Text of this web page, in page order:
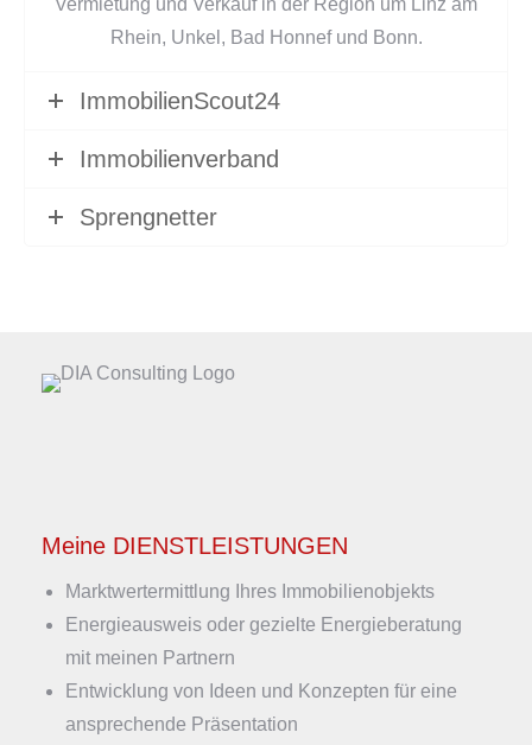
Rhein, Unkel, Bad Honnef und Bonn.
ImmobilienScout24
Immobilienverband
Sprengnetter
Meine DIENSTLEISTUNGEN
Marktwertermittlung Ihres Immobilienobjekts
Energieausweis oder gezielte Energieberatung
mit meinen Partnern
Entwicklung von Ideen und Konzepten für eine
ansprechende Präsentation